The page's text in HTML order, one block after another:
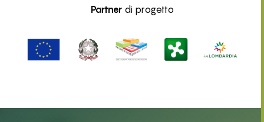
Partnerdi progetto